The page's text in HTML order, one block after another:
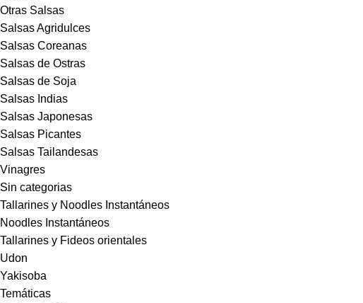
Otras Salsas
Salsas Agridulces
Salsas Coreanas
Salsas de Ostras
Salsas de Soja
Salsas Indias
Salsas Japonesas
Salsas Picantes
Salsas Tailandesas
Vinagres
Sin categorias
Tallarines y Noodles Instantáneos
Noodles Instantáneos
Tallarines y Fideos orientales
Udon
Yakisoba
Temáticas